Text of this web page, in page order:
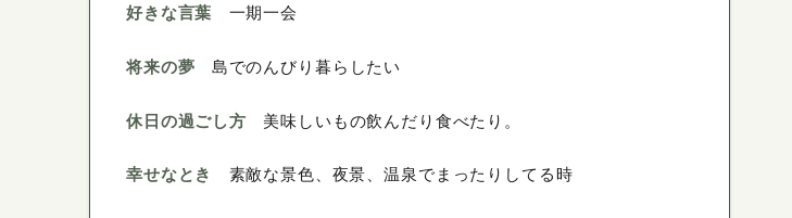
好きな言葉 一期一会
将来の夢 島でのんびり暮らしたい
休日の過ごし方 美味しいもの飲んだり食べたり。
幸せなとき 素敵な景色、夜景、温泉でまったりしてる時